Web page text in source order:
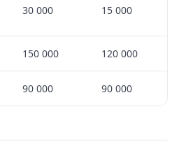
30 000 15 000
150 000 120 000
90 000 90 000